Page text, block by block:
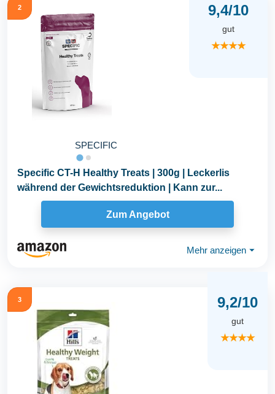
2
SPECIFIC
9,4/10
gut
★★★★
Specific CT-H Healthy Treats | 300g | Leckerlis
während der Gewichtsreduktion | Kann zur...
Zum Angebot
Mehr anzeigen ⏷
3 9,2/10
gut
★★★★